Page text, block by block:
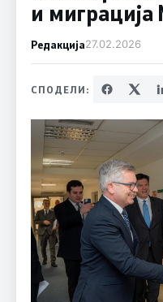
и миграција
Редакција27.02.2026
СПОДЕЛИ: